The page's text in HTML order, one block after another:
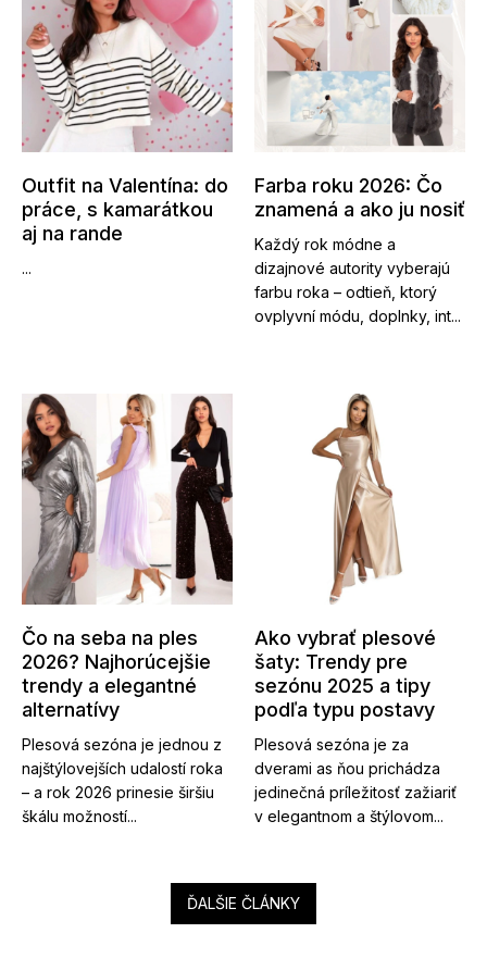
Outfit na Valentína: do
práce, s kamarátkou
aj na rande
...
Farba roku 2026: Čo
znamená a ako ju nosiť
Každý rok módne a
dizajnové autority vyberajú
farbu roka – odtieň, ktorý
ovplyvní módu, doplnky, int...
Čo na seba na ples
2026? Najhorúcejšie
trendy a elegantné
alternatívy
Plesová sezóna je jednou z
najštýlovejších udalostí roka
– a rok 2026 prinesie širšiu
škálu možností...
Ako vybrať plesové
šaty: Trendy pre
sezónu 2025 a tipy
podľa typu postavy
Plesová sezóna je za
dverami as ňou prichádza
jedinečná príležitosť zažiariť
v elegantnom a štýlovom...
ĎALŠIE ČLÁNKY